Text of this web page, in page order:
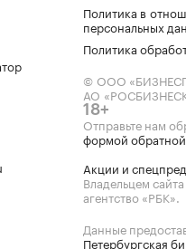
Политика в
персональных
Политика
© ООО
АО
18+
Отправьте нам
формой обратной
Акции и
Владельцем
агентство «РБК».
Данные
Петербургская